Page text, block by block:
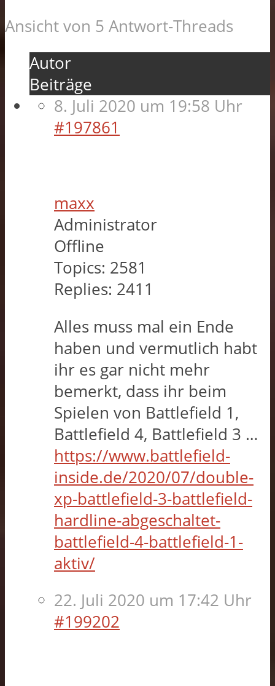
Ansicht von 5 Antwort-Threads
Autor
Beiträge
8. Juli 2020 um 19:58 Uhr
#197861
maxx
Administrator
Offline
Topics: 2581
Replies: 2411
Alles muss mal ein Ende
haben und vermutlich habt
ihr es gar nicht mehr
bemerkt, dass ihr beim
Spielen von Battlefield 1,
Battlefield 4, Battlefield 3 …
https://www.battlefield-
inside.de/2020/07/double-
xp-battlefield-3-battlefield-
hardline-abgeschaltet-
battlefield-4-battlefield-1-
aktiv/
22. Juli 2020 um 17:42 Uhr
#199202